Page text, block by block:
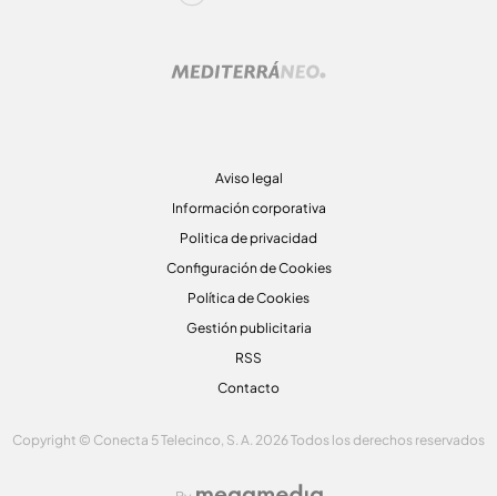
Aviso legal
Información corporativa
Politica de privacidad
Configuración de Cookies
Política de Cookies
Gestión publicitaria
RSS
Contacto
Copyright © Conecta 5 Telecinco, S. A. 2026 Todos los derechos reservados